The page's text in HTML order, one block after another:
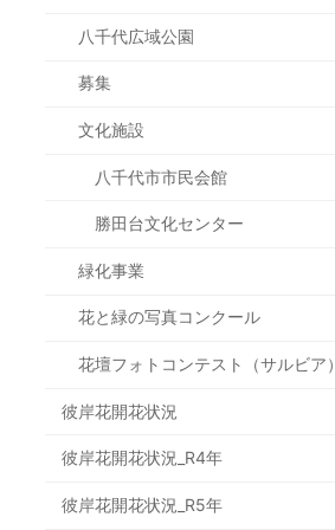
八千代広域公園
募集
文化施設
八千代市市民会館
勝田台文化センター
緑化事業
花と緑の写真コンクール
花壇フォトコンテスト（サルビア）
彼岸花開花状況
彼岸花開花状況_R4年
彼岸花開花状況_R5年